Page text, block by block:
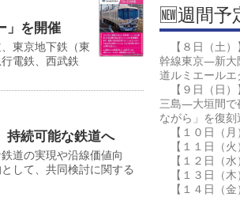
」を開催
東京地下鉄（東
電鉄、西武鉄
続可能な鉄道へ
道の実現や沿線価値向
して、共同検討に関する
🆕週間予
【８日（土
幹線東京―新大
道ルミエール
【９日（日
三島―大垣間で
ながら」を復刻
【１０日（月
【１１日（
【１２日（水
【１３日（木
【１４日（金